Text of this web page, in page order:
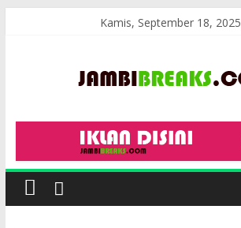
Kamis, September 18, 2025
JambiBreaks